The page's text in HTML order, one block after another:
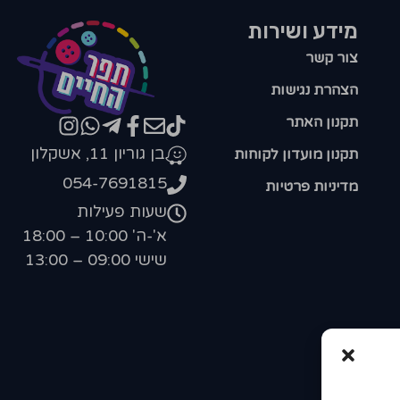
מידע ושירות
צור קשר
הצהרת נגישות
תקנון האתר
תקנון מועדון לקוחות
מדיניות פרטיות
בן גוריון 11, אשקלון
054-7691815
שעות פעילות
א'-ה' 10:00 – 18:00
שישי 09:00 – 13:00